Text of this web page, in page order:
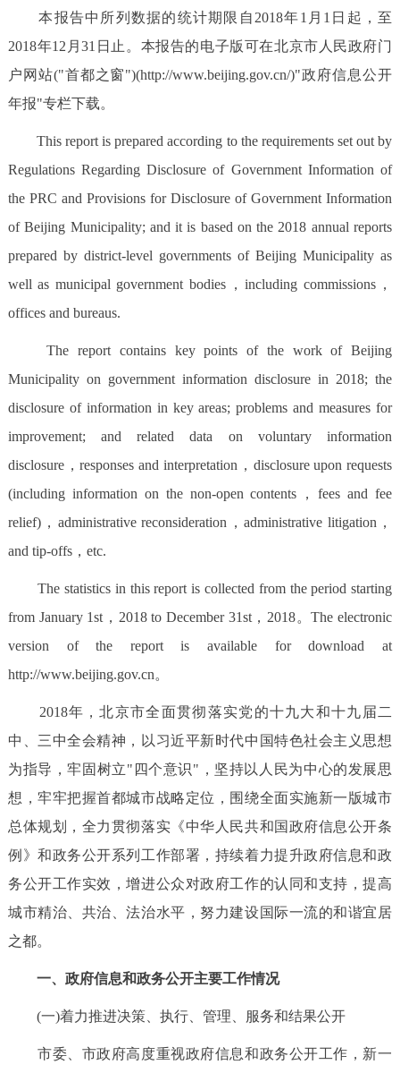
便民服务 利企服务 投资项目
中介服务
政民互动
走进北京
绿色北京 图说北京 视频北京
ENGLISH 한국어 日本語
DEUTSCH FRANÇAIS РУССКИЙ ЯЗЫК
ESPAÑOL
本报告中所列数据的统计期限自2018年1月1日起，至
2018年12月31日止。本报告的电子版可在北京市人民政府门
户网站("首都之窗")(http://www.beijing.gov.cn/)"政府信息公开
年报"专栏下载。
This report is prepared according to the requirements set out by
Regulations Regarding Disclosure of Government Information of
the PRC and Provisions for Disclosure of Government Information
of Beijing Municipality; and it is based on the 2018 annual reports
prepared by district-level governments of Beijing Municipality as
well as municipal government bodies，including commissions，
offices and bureaus.
The report contains key points of the work of Beijing
Municipality on government information disclosure in 2018; the
disclosure of information in key areas; problems and measures for
improvement; and related data on voluntary information
disclosure，responses and interpretation，disclosure upon requests
(including information on the non-open contents，fees and fee
relief)，administrative reconsideration，administrative litigation，
and tip-offs，etc.
The statistics in this report is collected from the period starting
from January 1st，2018 to December 31st，2018。The electronic
version of the report is available for download at
http://www.beijing.gov.cn。
2018年，北京市全面贯彻落实党的十九大和十九届二
中、三中全会精神，以习近平新时代中国特色社会主义思想
为指导，牢固树立"四个意识"，坚持以人民为中心的发展思
想，牢牢把握首都城市战略定位，围绕全面实施新一版城市
总体规划，全力贯彻落实《中华人民共和国政府信息公开条
例》和政务公开系列工作部署，持续着力提升政府信息和政
务公开工作实效，增进公众对政府工作的认同和支持，提高
城市精治、共治、法治水平，努力建设国际一流的和谐宜居
之都。
一、政府信息和政务公开主要工作情况
(一)着力推进决策、执行、管理、服务和结果公开
市委、市政府高度重视政府信息和政务公开工作，新一